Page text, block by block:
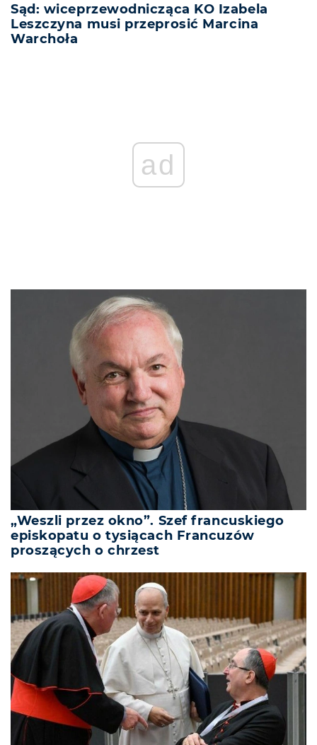
Sąd: wiceprzewodnicząca KO Izabela
Leszczyna musi przeprosić Marcina
Warchoła
ad
„Weszli przez okno”. Szef francuskiego
episkopatu o tysiącach Francuzów
proszących o chrzest